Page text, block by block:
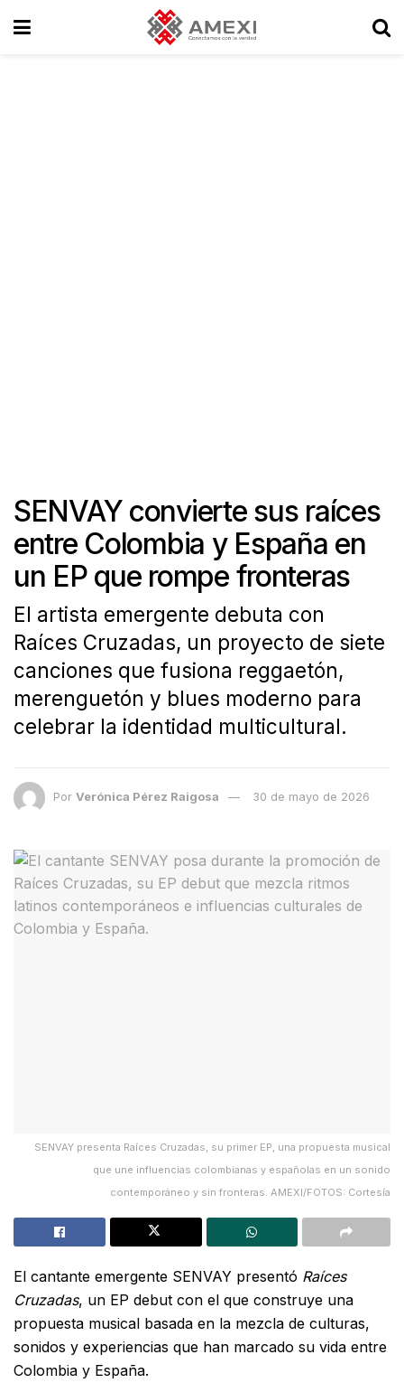
SENVAY convierte sus raíces
entre Colombia y España en
un EP que rompe fronteras
El artista emergente debuta con
Raíces Cruzadas, un proyecto de siete
canciones que fusiona reggaetón,
merenguetón y blues moderno para
celebrar la identidad multicultural.
Por Verónica Pérez Raigosa 30 de mayo de 2026
SENVAY presenta Raíces Cruzadas, su primer EP, una propuesta musical
que une influencias colombianas y españolas en un sonido
contemporáneo y sin fronteras. AMEXI/FOTOS: Cortesía
El cantante emergente SENVAY presentó Raíces
Cruzadas, un EP debut con el que construye una
propuesta musical basada en la mezcla de culturas,
sonidos y experiencias que han marcado su vida entre
Colombia y España.